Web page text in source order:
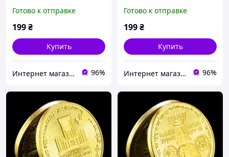
Готово к отправке
199₴
Купить
Интернет магазин GSM-V 96%
Готово к отправке
199₴
Купить
Интернет магазин GSM-V 96%